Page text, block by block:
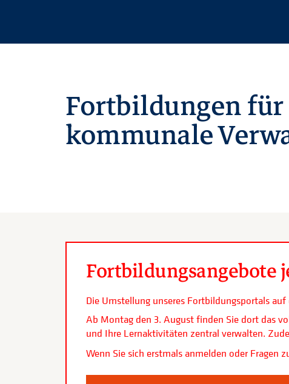
Fortbildungen
kommunale
Fortbildungsangebote
Die Umstellung unseres Fortbildungsportals
Ab Montag den 3. August finden Sie dort das
und Ihre Lernaktivitäten zentral verwalten.
Wenn Sie sich erstmals anmelden oder